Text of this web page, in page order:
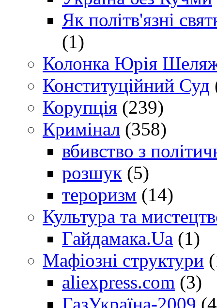
Як політв'язні
(1)
Колонка Юрія
Конституційний Суд
Корупція (239)
Кримінал (358)
вбивство з
розшук (5)
тероризм (14)
Культура та
Гайдамака.Ua (1)
Мафіозні структури
aliexpress.com (3)
ГазУкраїна-2009